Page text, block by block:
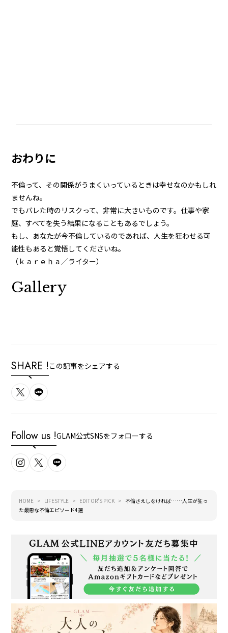
おわりに
不倫って、その関係がうまくいっているときは幸せなのかもしれ
ませんね。
でもバレた時のリスクって、非常に大きいものです。仕事や家
庭、すべてを失う結果になることもあるでしょう。
もし、あなたが今不倫しているのであれば、人生を狂わせる可
能性もあると覚悟してくださいね。
（ｋａｒｅｈａ／ライター）
Gallery
SHARE ! この記事をシェアする
Follow us !GLAM公式SNSをフォローする
HOME LIFESTYLE EDITOR'S PICK
不倫さえしなければ……人生が狂っ
た最悪な不倫エピソード4選